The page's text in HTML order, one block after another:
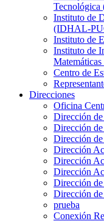
Instituto de
(IDHAL-
Instituto de
Instituto de
Centro de
Direcciones
Oficina
Dirección
Dirección
Dirección
Dirección
Dirección
Dirección
Dirección
Dirección
prueba
Conexión